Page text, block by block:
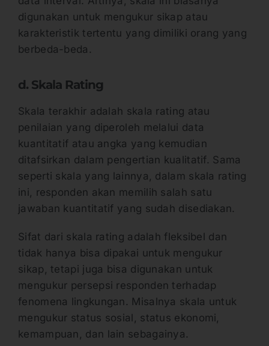
digunakan untuk mengukur sikap atau
karakteristik tertentu yang dimiliki orang yang
berbeda-beda.
d. Skala Rating
Skala terakhir adalah skala rating atau
penilaian yang diperoleh melalui data
kuantitatif atau angka yang kemudian
ditafsirkan dalam pengertian kualitatif. Sama
seperti skala yang lainnya, dalam skala rating
ini, responden akan memilih salah satu
jawaban kuantitatif yang sudah disediakan.
Sifat dari skala rating adalah fleksibel dan
tidak hanya bisa dipakai untuk mengukur
sikap, tetapi juga bisa digunakan untuk
mengukur persepsi responden terhadap
fenomena lingkungan. Misalnya skala untuk
mengukur status sosial, status ekonomi,
kemampuan, dan lain sebagainya.